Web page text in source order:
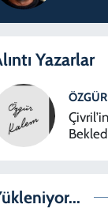
Yazarlar